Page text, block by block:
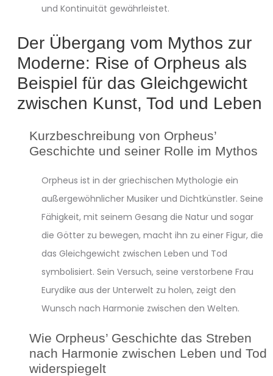
und Kontinuität gewährleistet.
Der Übergang vom Mythos zur
Moderne: Rise of Orpheus als
Beispiel für das Gleichgewicht
zwischen Kunst, Tod und Leben
Kurzbeschreibung von Orpheus’
Geschichte und seiner Rolle im Mythos
Orpheus ist in der griechischen Mythologie ein
außergewöhnlicher Musiker und Dichtkünstler. Seine
Fähigkeit, mit seinem Gesang die Natur und sogar
die Götter zu bewegen, macht ihn zu einer Figur, die
das Gleichgewicht zwischen Leben und Tod
symbolisiert. Sein Versuch, seine verstorbene Frau
Eurydike aus der Unterwelt zu holen, zeigt den
Wunsch nach Harmonie zwischen den Welten.
Wie Orpheus’ Geschichte das Streben
nach Harmonie zwischen Leben und Tod
widerspiegelt